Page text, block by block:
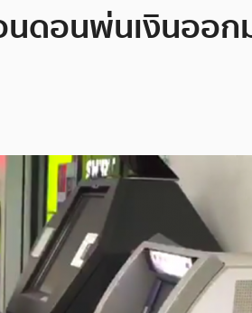
ดอนพ่นเงินออก